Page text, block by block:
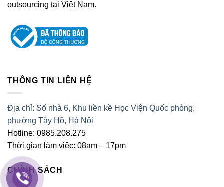
outsourcing tại Việt Nam.
THÔNG TIN LIÊN HỆ
Địa chỉ: Số nhà 6, Khu liền kề Học Viện Quốc phòng,
phường Tây Hồ, Hà Nội
Hotline: 0985.208.275
Thời gian làm việc: 08am – 17pm
CHÍNH SÁCH